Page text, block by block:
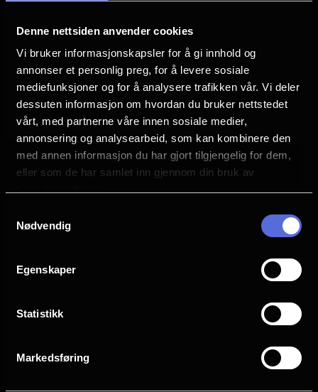
Denne nettsiden anvender cookies
Vi bruker informasjonskapsler for å gi innhold og
annonser et personlig preg, for å levere sosiale
mediefunksjoner og for å analysere trafikken vår. Vi deler
dessuten informasjon om hvordan du bruker nettstedet
vårt, med partnerne våre innen sosiale medier,
annonsering og analysearbeid, som kan kombinere den
med annen informasjon du har gjort tilgjengelig for dem,
eller som de har samlet inn gjennom din bruk av
Nødvendig
Egenskaper
Statistikk
Markedsføring
Vurdering: (134 stemmer 75.03%)
Rollebesetning
Morena Baccarin
Charlotte Riley
Nicholas Galitzine
Alison Brie
James Purefoy
Jóhannes Haukur Jóhannesson
Camila Mendes
Sjanger
Adventure
Distributør
Se mer